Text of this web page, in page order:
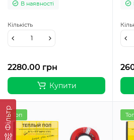
Фільтр
В наявності
2280.00 грн
Кількість
Купити
Топ